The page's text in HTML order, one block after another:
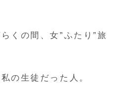
くの間、女”ふたり”旅
の生徒だった人。